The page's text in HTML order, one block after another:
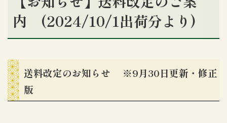
内 (2024/10/1出荷分より)
送料改定のお知らせ ※9月30日更新・修正
版